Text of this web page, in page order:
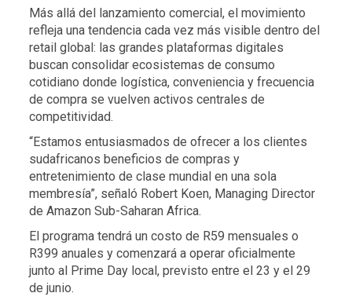
Más allá del lanzamiento comercial, el movimiento
refleja una tendencia cada vez más visible dentro del
retail global: las grandes plataformas digitales
buscan consolidar ecosistemas de consumo
cotidiano donde logística, conveniencia y frecuencia
de compra se vuelven activos centrales de
competitividad.
“Estamos entusiasmados de ofrecer a los clientes
sudafricanos beneficios de compras y
entretenimiento de clase mundial en una sola
membresía”, señaló Robert Koen, Managing Director
de Amazon Sub-Saharan Africa.
El programa tendrá un costo de R59 mensuales o
R399 anuales y comenzará a operar oficialmente
junto al Prime Day local, previsto entre el 23 y el 29
de junio.